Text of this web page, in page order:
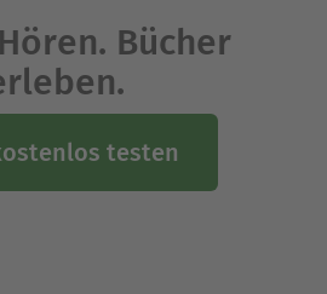
Bücher
testen